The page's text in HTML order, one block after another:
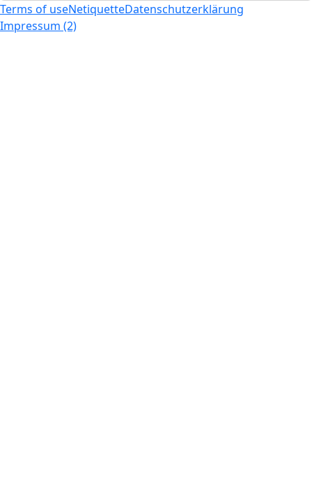
Terms of useNetiquetteDatenschutzerklärung
Impressum (2)